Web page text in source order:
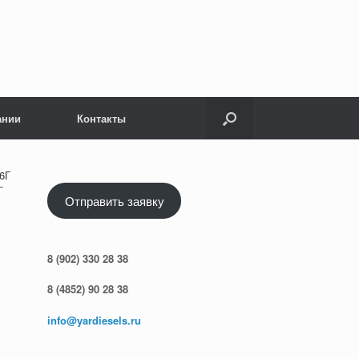
Контакты
Отправить заявку
8 (902) 330 28 38
8 (4852) 90 28 38
info@yardiesels.ru